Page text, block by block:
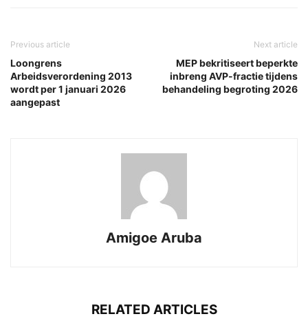
Previous article
Loongrens
Arbeidsverordening 2013
wordt per 1 januari 2026
aangepast
Next article
MEP bekritiseert beperkte
inbreng AVP-fractie tijdens
behandeling begroting 2026
Amigoe Aruba
RELATED ARTICLES